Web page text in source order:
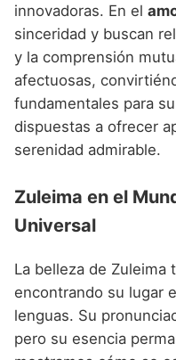
innovadoras. En el
sinceridad y buscan
y la comprensión
afectuosas,
fundamentales para su
dispuestas a ofrecer
serenidad admirable.
Zuleima en el
Universal
La belleza de Zuleima
encontrando su lugar
lenguas. Su
pero su esencia